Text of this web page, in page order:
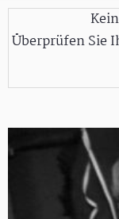
Überprüfen Sie